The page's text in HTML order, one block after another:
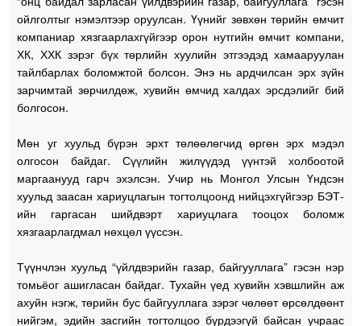
ойлголтыг нэмэлтээр оруулсан. Үүнийг зөвхөн төрийн өмчит
компаниар хязгаарлахгүйгээр орон нутгийн өмчит компани,
ХК, ХХК зэрэг бүх төрлийн хуулийн этгээдэд хамааруулан
тайлбарлах боломжтой болсон. Энэ нь ардчилсан эрх зүйн
зарчимтай зөрчилдөж, хувийн өмчид халдах эрсдэлийг бий
болгосон.
Мөн уг хуульд бүрэн эрхт төлөөлөгчид өргөн эрх мэдэл
олгосон байдаг. Сүүлийн жилүүдэд үүнтэй холбоотой
маргаанууд гарч эхэлсэн. Учир нь Монгол Улсын Үндсэн
хуульд заасан хариуцлагын тогтолцоонд нийцэхгүйгээр БЭТ-
ийн гаргасан шийдвэрт хариуцлага тооцох боломж
хязгаарлагдмал нөхцөл үүссэн.
Түүнчлэн хуульд “үйлдвэрийн газар, байгууллага” гэсэн нэр
томьёог ашигласан байдаг. Тухайн үед хувийн хэвшлийн аж
ахуйн нэгж, төрийн бус байгууллага зэрэг чөлөөт өрсөлдөөнт
нийгэм, эдийн засгийн тогтолцоо бүрдээгүй байсан учраас